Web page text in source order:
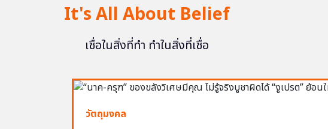
It's All About Belief
เชื่อในสิ่งที่ทำ ทำในสิ่งที่เชื่อ
วัตถุมงคล